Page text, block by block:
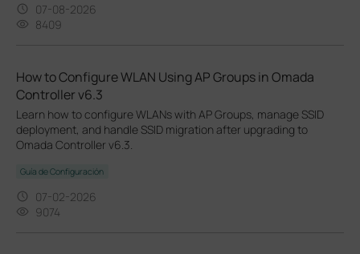
07-08-2026
8409
How to Configure WLAN Using AP Groups in Omada
Controller v6.3
Learn how to configure WLANs with AP Groups, manage SSID
deployment, and handle SSID migration after upgrading to
Omada Controller v6.3.
Guía de Configuración
07-02-2026
9074